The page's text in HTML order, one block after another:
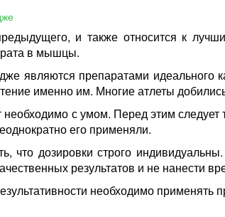
и также относится к
в мышцы.
являются препаратами идеального
именно им. Многие атлеты
с умом. Перед этим следует
его применяли.
что дозировки строго
результатов и не нанести
необходимо применять